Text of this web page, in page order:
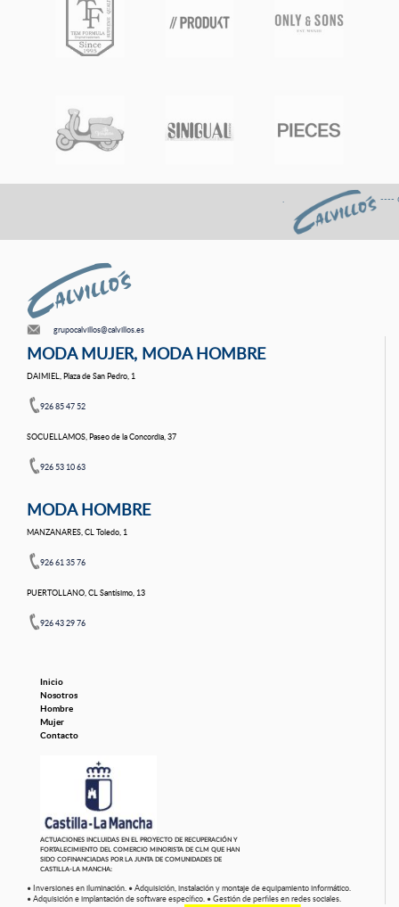
. ---- Gastos de envÍo
grupocalvillos@calvillos.es
MODA MUJER, MODA HOMBRE
DAIMIEL, Plaza de San Pedro, 1
926 85 47 52
SOCUELLAMOS, Paseo de la Concordia, 37
926 53 10 63
MODA HOMBRE
MANZANARES, CL Toledo, 1
926 61 35 76
PUERTOLLANO, CL Santísimo, 13
926 43 29 76
Inicio
Nosotros
Hombre
Mujer
Contacto
ACTUACIONES INCLUIDAS EN EL PROYECTO DE RECUPERACIÓN Y
FORTALECIMIENTO DEL COMERCIO MINORISTA DE CLM QUE HAN
SIDO COFINANCIADAS POR LA JUNTA DE COMUNIDADES DE
CASTILLA-LA MANCHA:
• Inversiones en iluminación. • Adquisición, instalación y montaje de equipamiento informático.
• Adquisición e implantación de software específico. • Gestión de perfiles en redes sociales.